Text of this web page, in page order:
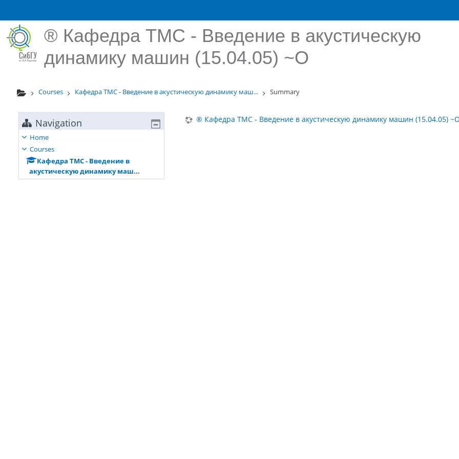
® Кафедра ТМС - Введение в акустическую
динамику машин (15.04.05) ~О
Courses Кафедра ТМС - Введение в акустическую динамику маш... Summary
® Кафедра ТМС - Введение в акустическую динамику машин (15.04.05) ~О
Navigation
Home
Courses
Кафедра ТМС - Введение в
акустическую динамику маш...